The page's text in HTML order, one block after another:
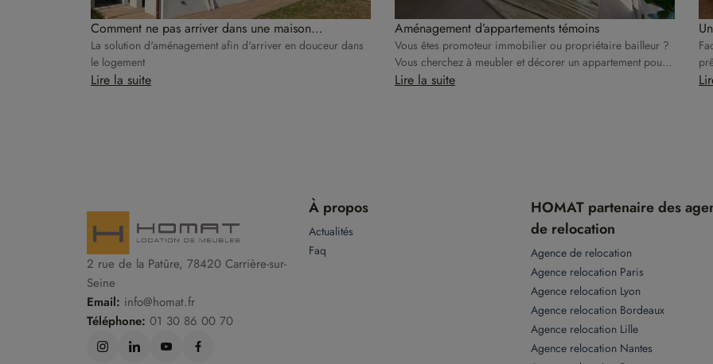
Comment ne pas arriver dans une maison
complètement vide ?
La solution d'aménagement afin d'arriver en douceur dans
le logement
Lire la suite
Aménagement d’appartements témoins
Vous êtes promoteur immobilier ou propriétaire bailleur ?
Vous cherchez à meubler et décorer un appartement pour
le rendre irrésistible à la location ? Homat s’occupe de tout
Lire la suite
2 rue de la Patûre, 78420 Carrière-sur-
Seine
Email: info@homat.fr
Téléphone: 01 30 86 00 70
À propos
Actualités
Faq
HOMAT partenaire des
de relocation
Agence de relocation
Agence relocation Paris
Agence relocation Lyon
Agence relocation Bordeaux
Agence relocation Lille
Agence relocation Nantes